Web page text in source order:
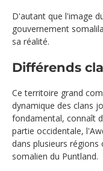
D'autant que l'image
gouvernement
sa réalité.
Différends
Ce territoire grand
dynamique des clans
fondamental, connaît
partie occidentale,
dans plusieurs régions
somalien du Puntland.